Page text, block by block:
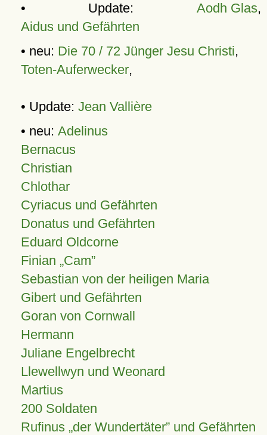
• Update: Aodh Glas,
Aidus und Gefährten
• neu: Die 70 / 72 Jünger Jesu Christi,
Toten-Auferwecker,
• Update: Jean Vallière
• neu: Adelinus
Bernacus
Christian
Chlothar
Cyriacus und Gefährten
Donatus und Gefährten
Eduard Oldcorne
Finian Cam
Sebastian von der heiligen Maria
Gibert und Gefährten
Goran von Cornwall
Hermann
Juliane Engelbrecht
Llewellwyn und Weonard
Martius
200 Soldaten
Rufinus „der Wundertäter” und Gefährten